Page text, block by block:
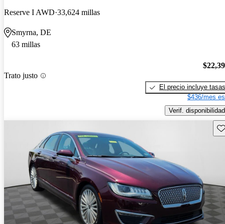
Reserve I AWD 33,624 millas
Smyrna, DE
63 millas
Trato justo
El precio incluye tasas
$436/mes
Verif. disponibilidad